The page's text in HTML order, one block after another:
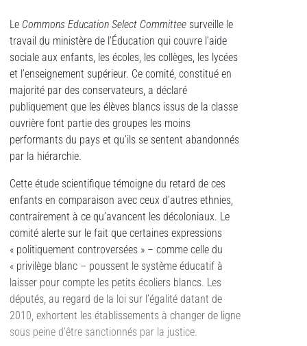
Le Commons Education Select Committee surveille le
travail du ministère de l’Éducation qui couvre l’aide
sociale aux enfants, les écoles, les collèges, les lycées
et l’enseignement supérieur. Ce comité, constitué en
majorité par des conservateurs, a déclaré
publiquement que les élèves blancs issus de la classe
ouvrière font partie des groupes les moins
performants du pays et qu’ils se sentent abandonnés
par la hiérarchie.
Cette étude scientifique témoigne du retard de ces
enfants en comparaison avec ceux d’autres ethnies,
contrairement à ce qu’avancent les décoloniaux. Le
comité alerte sur le fait que certaines expressions
« politiquement controversées » – comme celle du
« privilège blanc – poussent le système éducatif à
laisser pour compte les petits écoliers blancs. Les
députés, au regard de la loi sur l’égalité datant de
2010, exhortent les établissements à changer de ligne
sous peine d’être sanctionnés par la justice.